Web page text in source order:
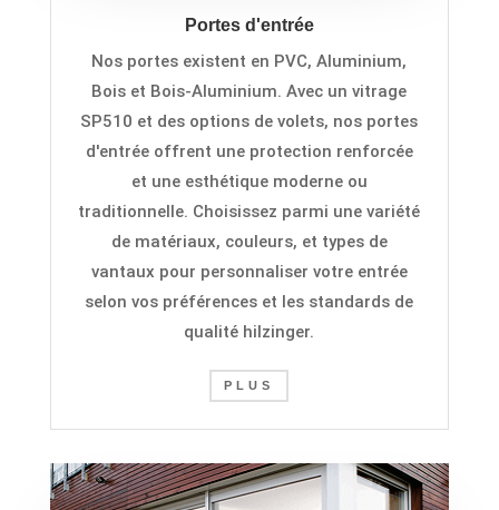
Portes d'entrée
Nos portes existent en PVC,Aluminium,
Bois et Bois-Aluminium. Avec un vitrage
SP510 et des options de volets, nos portes
d'entrée offrent une protection renforcée
et une esthétique moderne ou
traditionnelle. Choisissez parmi une variété
de matériaux, couleurs, et types de
vantaux pour personnaliser votre entrée
selon vos préférences et les standards de
qualité hilzinger.
PLUS